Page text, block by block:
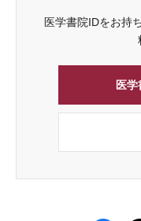
医学書院IDをお持
医学